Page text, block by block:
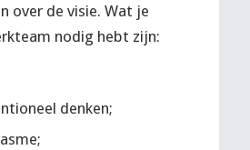
over de visie. Wat je
nodig hebt zijn:
denken;